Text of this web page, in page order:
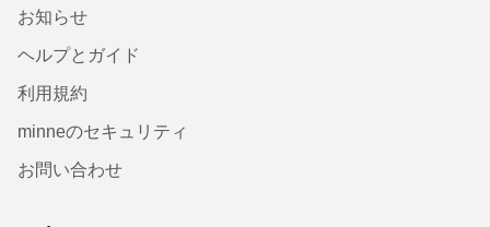
お知らせ
ヘルプとガイド
利用規約
minneのセキュリティ
お問い合わせ